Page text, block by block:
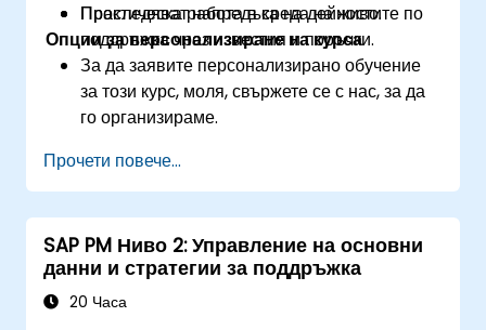
Проследяват напредъка на дейностите по
поддръжка чрез известия и поръчки.
Практическа работа в среда на живо.
Опции за персонализиране на курса
За да заявите персонализирано обучение
за този курс, моля, свържете се с нас, за да
го организираме.
Прочети повече...
SAP PM Ниво 2: Управление на основни
данни и стратегии за поддръжка
20 Часа